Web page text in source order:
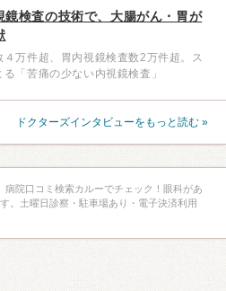
鏡検査の技術で、大腸がん・胃が
４万件超、胃内視鏡検査数2万件超。ス
「苦痛の少ない内視鏡検査」
ドクターズインタビューをもっと読む »
病院口コミ検索カルーでチェック！眼科があ
。土曜日診察・駐車場あり・電子決済利用